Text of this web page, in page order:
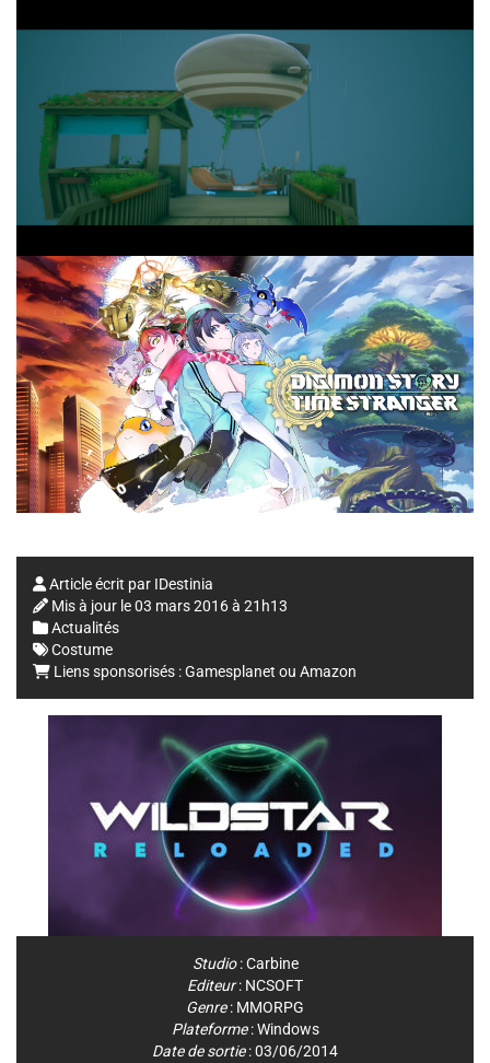
Article écrit par IDestinia
Mis à jour le03 mars 2016 à 21h13
Actualités
Costume
Liens sponsorisés :Gamesplanet ou Amazon
Studio:Carbine
Editeur: NCSOFT
Genre: MMORPG
Plateforme:Windows
Date de sortie: 03/06/2014